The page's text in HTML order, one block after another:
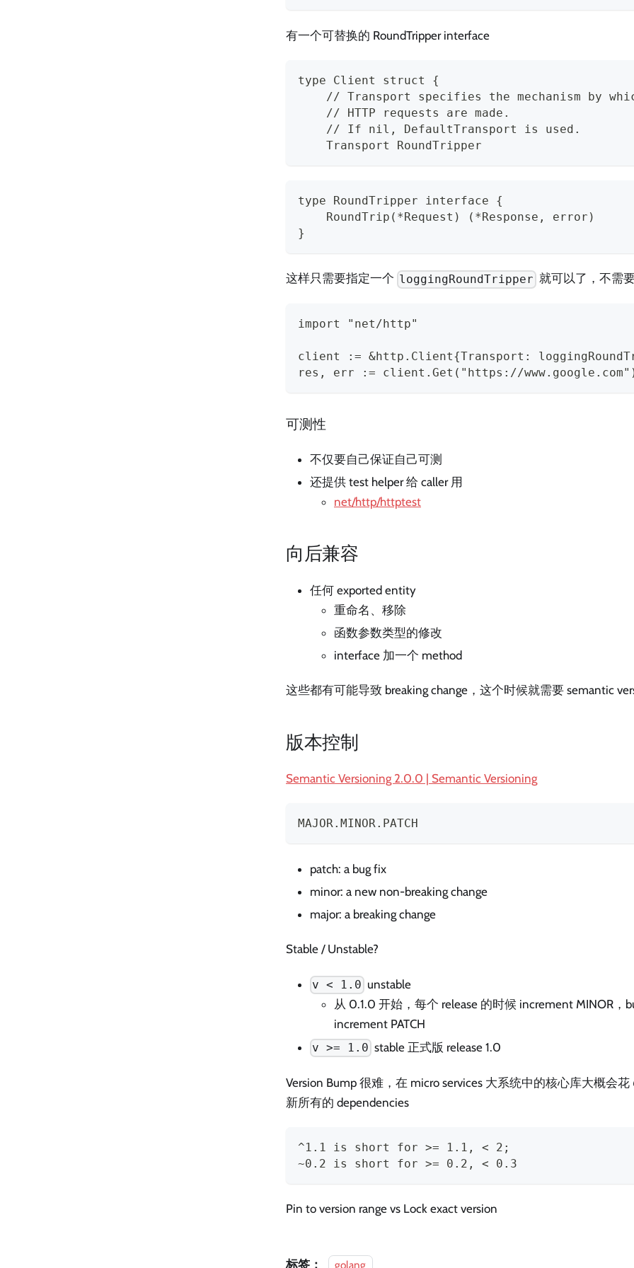
有一个可替换的 RoundTripper interface
type Client struct {
// Transport specifies the mechanism by
    // HTTP requests are made.
    // If nil, DefaultTransport is used.
    Transport RoundTripper
type RoundTripper interface {
    RoundTrip(*Request) (*Response, error)
}
这样只需要指定一个 loggingRoundTripper 就可以了，不需
import "net/http"
client := &http.Client{Transport:
res, err := client.Get("https://
可测性
不仅要自己保证自己可测
还提供 test helper 给 caller 用
net/http/httptest
向后兼容
任何 exported entity
重命名、移除
函数参数类型的修改
interface 加一个 method
这些都有可能导致 breaking change，这个时候就需要 semantic
版本控制
Semantic Versioning 2.0.0 | Semantic Versioning
MAJOR.MINOR.PATCH
patch: a bug fix
minor: a new non-breaking change
major: a breaking change
Stable / Unstable?
v < 1.0 unstable
从 0.1.0 开始，每个 release 的时候 increment MINOR，
increment PATCH
v >= 1.0 stable 正式版 release 1.0
Version Bump 很难，在 micro services 大系统中的核心库大概会花
新所有的 dependencies
^1.1 is short for >= 1.1, < 2;
~0.2 is short for >= 0.2, < 0.3
Pin to version range vs Lock exact version
标签： golang